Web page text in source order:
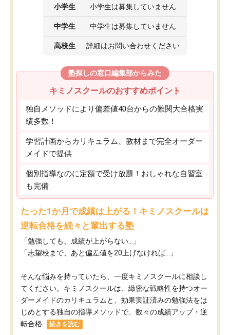
小学生 小学生は募集していません
中学生 中学生は募集していません
高校生 詳細はお問い合わせください
塾探しの窓口編集部からみた
キミノスクールのおすすめポイント
独自メソッドにより偏差値40台からの難関大合格実
績多数！
学習計画からカリキュラム、教材まで完全オーダー
メイドで提供
個別指導なのに定額で受け放題！おしゃれな自習室
も完備
たった1か月で成績は上がる！キミノスクールは
逆転合格を続々と輩出する塾
「勉強しても、成績が上がらない…」
「志望校まで、あと偏差値を20上げなければ…」
そんな悩みを持っていたら、一度キミノスクールに相談し
てください。キミノスクールは、緻密な戦略性を持つオー
ダーメイドのカリキュラムと、効果実証済みの勉強法をは
じめとする独自の指導メソッドで、数々の成績アップ・逆
転合格...
続きを読む